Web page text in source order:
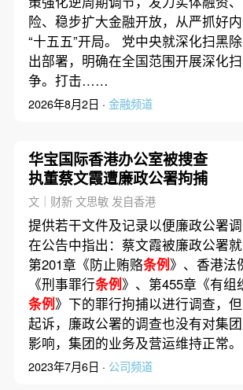
险、稳步扩大金融开放，从严抓好
“十五五”开局。 党中央就深化扫黑
出部署，明确在全国范围开展深化
争。打击……
2026年8月2日 · 金融频道
华宝国际香港办公室被搜查
执董蔡文霞遭廉政公署拘捕
文｜财新 文思敏 发自香港
提供若干文件及记录以便廉政公署
在公告中指出：蔡文霞被廉政公署
第201章《防止贿赂条例》、香港法
《刑事罪行条例》、第455章《有组
条例》下的罪行拘捕以进行调查，
起诉，廉政公署的调查也没有对集
影响，集团的业务及营运维持正常
2023年7月6日 · 公司频道